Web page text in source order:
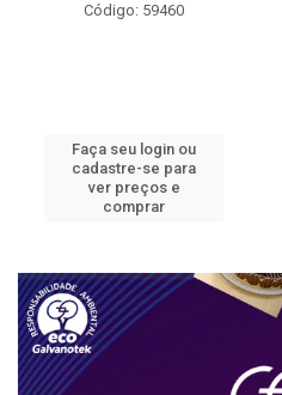
Código: 59460
Faça seu login ou
cadastre-se para
ver preços e
comprar